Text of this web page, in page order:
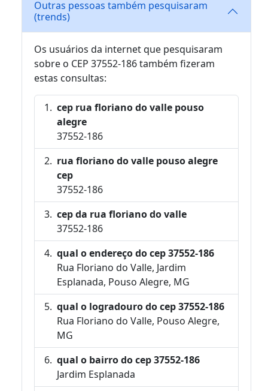
Outras pessoas também pesquisaram
(trends)
Os usuários da internet que pesquisaram
sobre o CEP 37552-186 também fizeram
estas consultas:
cep rua floriano do valle pouso
alegre
37552-186
rua floriano do valle pouso alegre
cep
37552-186
cep da rua floriano do valle
37552-186
qual o endereço do cep 37552-186
Rua Floriano do Valle, Jardim
Esplanada, Pouso Alegre, MG
qual o logradouro do cep 37552-186
Rua Floriano do Valle, Pouso Alegre,
MG
qual o bairro do cep 37552-186
Jardim Esplanada